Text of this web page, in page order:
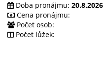
Doba pronájmu:
Cena pronájmu:
Počet osob:
Počet lůžek: